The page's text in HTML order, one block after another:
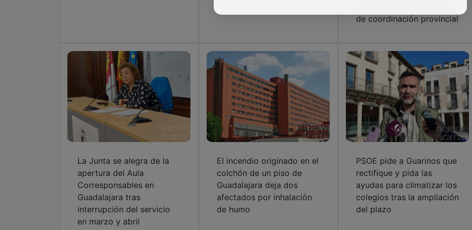
de coordinación provincial
La Junta se alegra de la
apertura del Aula
Corresponsables en
Guadalajara tras
interrupción del servicio
en marzo y abril
El incendio originado en el
colchón de un piso de
Guadalajara deja dos
afectados por inhalación
de humo
PSOE pide a Guarinos que
rectifique y pida las
ayudas para climatizar los
colegios tras la ampliación
del plazo